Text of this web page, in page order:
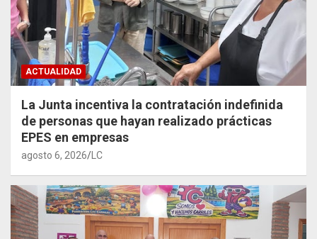
ACTUALIDAD
La Junta incentiva la contratación indefinida
de personas que hayan realizado prácticas
EPES en empresas
agosto 6, 2026 LC